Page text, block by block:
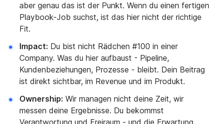
aber genau das ist der Punkt. Wenn du einen fertigen
Playbook-Job suchst, ist das hier nicht der richtige
Fit.
Impact: Du bist nicht Rädchen #100 in einer
Company. Was du hier aufbaust - Pipeline,
Kundenbeziehungen, Prozesse - bleibt. Dein Beitrag
ist direkt sichtbar, im Revenue und im Produkt.
Ownership: Wir managen nicht deine Zeit, wir
messen deine Ergebnisse. Du bekommst
Verantwortung und Freiraum - und die Erwartung,